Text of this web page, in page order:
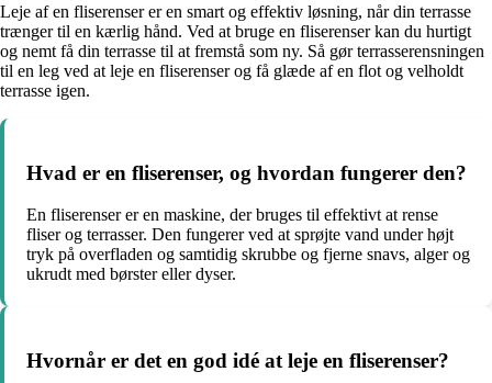
Leje af en fliserenser er en smart og effektiv løsning, når din terrasse
trænger til en kærlig hånd. Ved at bruge en fliserenser kan du hurtigt
og nemt få din terrasse til at fremstå som ny. Så gør terrasserensningen
til en leg ved at leje en fliserenser og få glæde af en flot og velholdt
terrasse igen.
Hvad er en fliserenser, og hvordan fungerer den?
En fliserenser er en maskine, der bruges til effektivt at rense
fliser og terrasser. Den fungerer ved at sprøjte vand under højt
tryk på overfladen og samtidig skrubbe og fjerne snavs, alger og
ukrudt med børster eller dyser.
Hvornår er det en god idé at leje en fliserenser?